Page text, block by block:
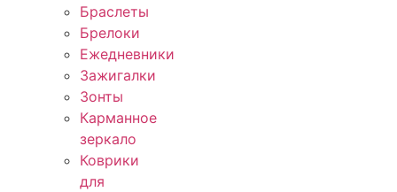
Браслеты
Брелоки
Ежедневники
Зажигалки
Зонты
Карманное
зеркало
Коврики
для